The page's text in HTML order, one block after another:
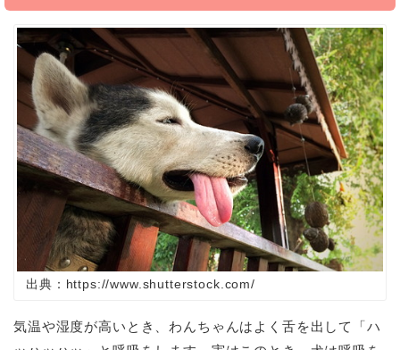
出典：https://www.shutterstock.com/
気温や湿度が高いとき、わんちゃんはよく舌を出して「ハ